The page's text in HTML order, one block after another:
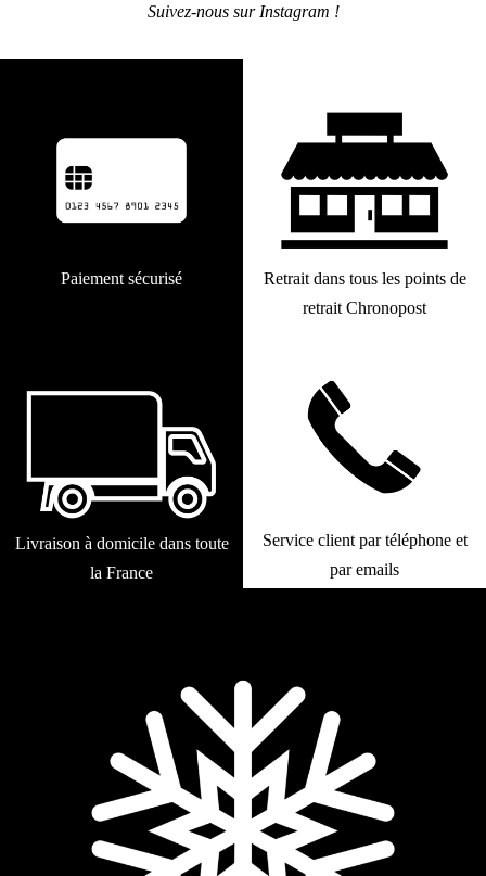
Suivez-nous sur Instagram !
Paiement sécurisé
Retrait dans tous les points de
retrait Chronopost
Livraison à domicile dans toute
la France
Service client par téléphone et
par emails